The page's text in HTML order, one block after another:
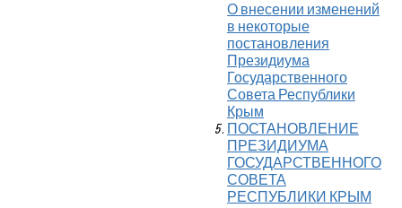
О внесении изменений
в некоторые
постановления
Президиума
Государственного
Совета Республики
Крым
ПОСТАНОВЛЕНИЕ
ПРЕЗИДИУМА
ГОСУДАРСТВЕННОГО
СОВЕТА
РЕСПУБЛИКИ КРЫМ